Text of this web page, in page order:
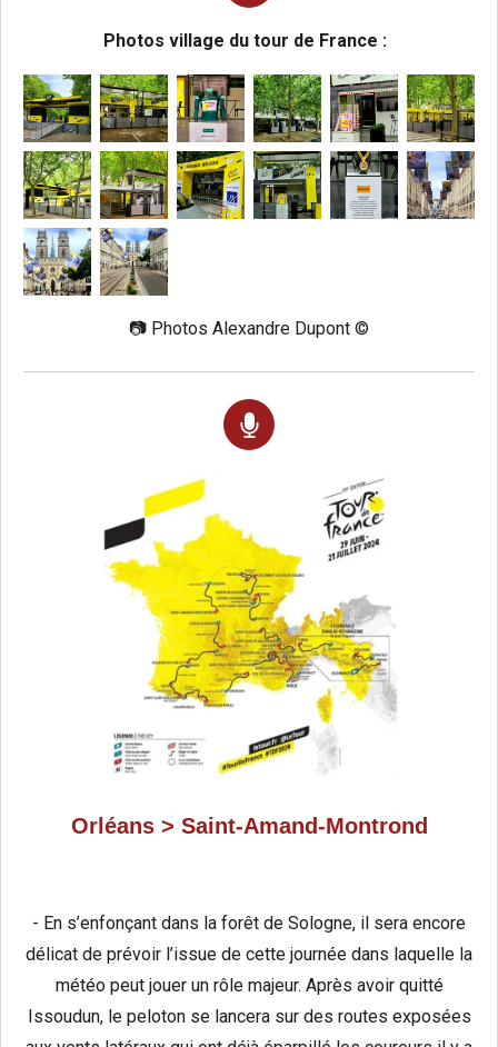
Photos village du tour de France :
📷 Photos Alexandre Dupont ©️
Orléans > Saint-Amand-Montrond
- En s’enfonçant dans la forêt de Sologne, il sera encore
délicat de prévoir l’issue de cette journée dans laquelle la
météo peut jouer un rôle majeur. Après avoir quitté
Issoudun, le peloton se lancera sur des routes exposées